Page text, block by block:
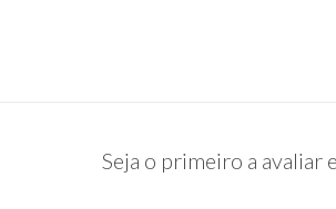
Seja o primeiro a avaliar